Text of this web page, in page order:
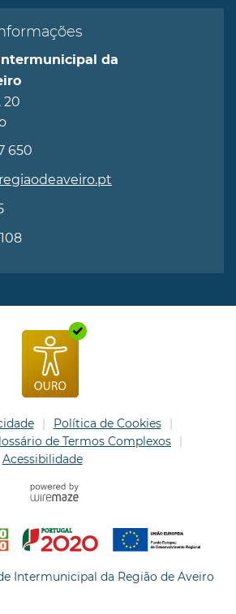
da
20
650
Política de Cookies
de Termos Complexos
Acessibilidade
Intermunicipal da Região de Aveiro